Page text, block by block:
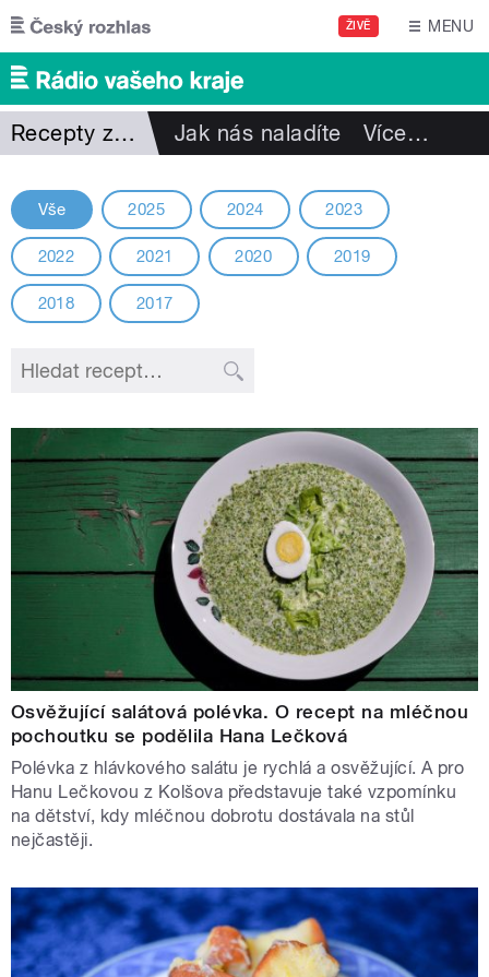
Přejít k hlavnímu obsahu
ŽIVĚ MENU
Recepty z minulých ročníků Jak nás naladíte Více…
Vše 2025 2024 2023
2022 2021 2020 2019
2018 2017
Osvěžující salátová polévka. O recept na mléčnou
pochoutku se podělila Hana Lečková
Polévka z hlávkového salátu je rychlá a osvěžující. A pro
Hanu Lečkovou z Kolšova představuje také vzpomínku
na dětství, kdy mléčnou dobrotu dostávala na stůl
nejčastěji.